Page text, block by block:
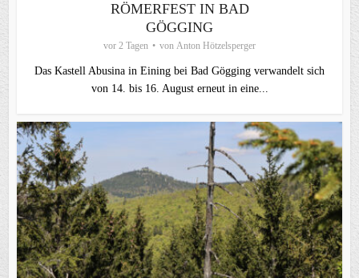
ÖMERFEST IN BAD G
ÖGGING
vor 2 Tagen von Anton Hötzelsperger
Das Kastell Abusina in Eining bei Bad Gögging verwandelt sich
von 14. bis 16. August erneut in eine...